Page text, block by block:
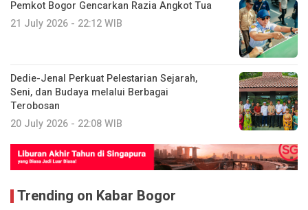
Pemkot Bogor Gencarkan Razia Angkot Tua
21 July 2026 - 22:12 WIB
Dedie-Jenal Perkuat Pelestarian Sejarah,
Seni, dan Budaya melalui Berbagai
Terobosan
20 July 2026 - 22:08 WIB
Trending on Kabar Bogor